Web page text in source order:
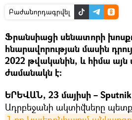
Բաժանորդագրվել
Ֆրանսիացի սենատորի
հնարավորության մասին
2022 թվականին, և հիմա այն
ժամանակն է։
ԵՐԵՎԱՆ, 23 մայիսի –
Ադրբեջանի ակտիվները պետք